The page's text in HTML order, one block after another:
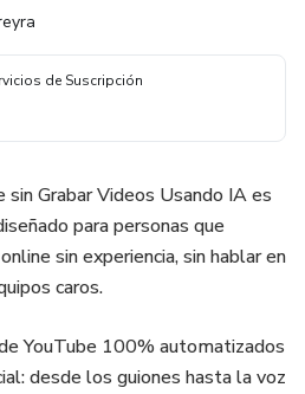
de Suscripción
sin Grabar Videos Usando IA es
para personas que
sin experiencia, sin hablar en
caros.
YouTube 100% automatizados
desde los guiones hasta la voz